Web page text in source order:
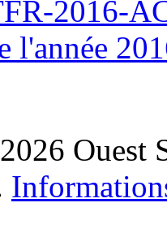
2016-
l'année
Ouest